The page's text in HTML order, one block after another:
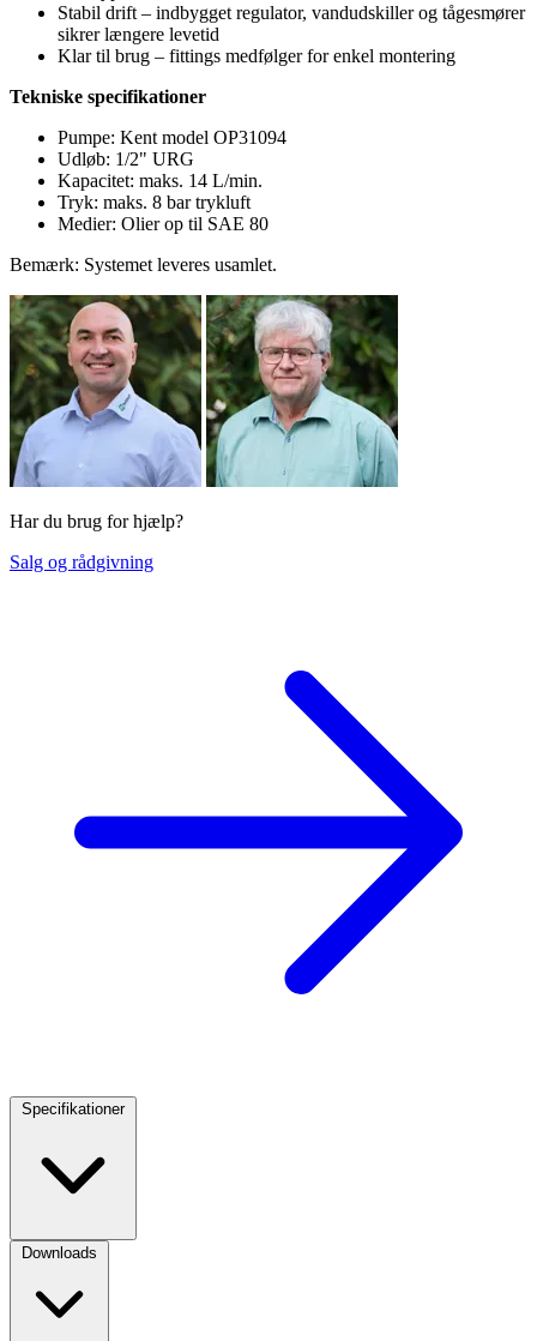
Stabil drift – indbygget regulator, vandudskiller og tågesmører
sikrer længere levetid
Klar til brug – fittings medfølger for enkel montering
Tekniske specifikationer
Pumpe: Kent model OP31094
Udløb: 1/2" URG
Kapacitet: maks. 14 L/min.
Tryk: maks. 8 bar trykluft
Medier: Olier op til SAE 80
Bemærk: Systemet leveres usamlet.
Har du brug for hjælp?
Salg og rådgivning
Specifikationer
Downloads